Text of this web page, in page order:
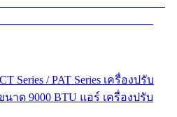
Series / PAT Series เครื่องปรับ
นาด 9000 BTU แอร์ เครื่องปรับ